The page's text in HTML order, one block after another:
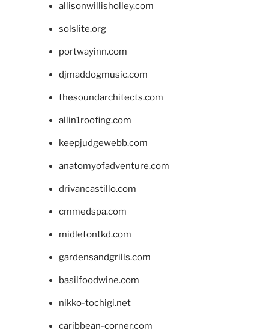
allisonwillisholley.com
solslite.org
portwayinn.com
djmaddogmusic.com
thesoundarchitects.com
allin1roofing.com
keepjudgewebb.com
anatomyofadventure.com
drivancastillo.com
cmmedspa.com
midletontkd.com
gardensandgrills.com
basilfoodwine.com
nikko-tochigi.net
caribbean-corner.com